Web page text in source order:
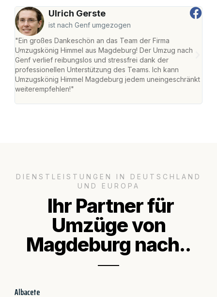
Ulrich Gerste
ist nach Genf umgezogen
"Ein großes Dankeschön an das Team der Firma
Umzugskönig Himmel aus Magdeburg! Der Umzug nach
Genf verlief reibungslos und stressfrei dank der
professionellen Unterstützung des Teams. Ich kann
Umzugskönig Himmel Magdeburg jedem uneingeschränkt
weiterempfehlen!"
DIENSTLEISTUNGEN IN DEUTSCHLAND
UND EUROPA
Ihr Partner für
Umzüge von
Magdeburg nach..
Albacete